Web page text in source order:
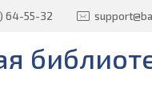
64-55-32